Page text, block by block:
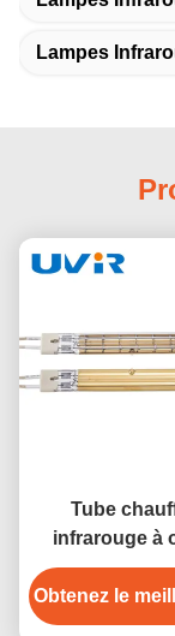
Lampes
Tube
infrarouge à
courtes
3500W
équipement de
Obtenez le